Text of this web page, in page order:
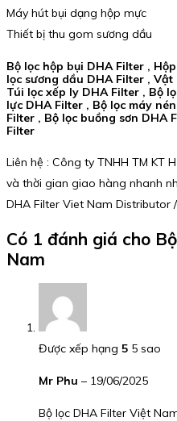
Máy hút bụi dạng hộp mực
Thiết bị thu gom sương dầu
Bộ lọc hộp bụi DHA Filter ,
lọc sương dầu DHA Filter ,
Túi lọc xếp ly DHA Filter , Bộ
lực DHA Filter , Bộ lọc máy
Filter , Bộ lọc buồng sơn DHA
Filter
Liên hệ : Công ty TNHH TM KT
và thời gian giao hàng nhanh
DHA Filter Viet Nam Distributor
Có 1 đánh giá cho
Nam
Được xếp hạng 5 5 sao
Mr Phu – 19/06/2025
Bộ lọc DHA Filter Việt